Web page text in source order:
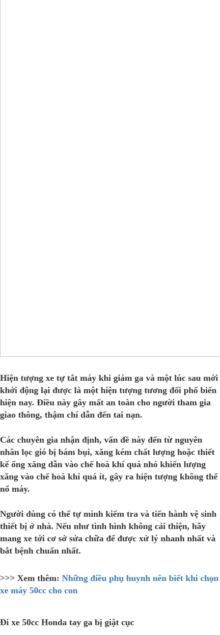
Hiện tượng xe tự tắt máy khi giảm ga và một lúc sau mới
khởi động lại được là một hiện tượng tương đối phổ biến
hiện nay. Điều này gây mất an toàn cho người tham gia
giao thông, thậm chí dẫn đến tai nạn.
Các chuyên gia nhận định, vấn đề này đến từ nguyên
nhân lọc gió bị bám bụi, xăng kém chất lượng hoặc thiết
kế ống xăng dẫn vào chế hoà khí quá nhỏ khiến lượng
xăng vào chế hoà khí quá ít, gây ra hiện tượng không thể
nổ máy.
Người dùng có thể tự mình kiểm tra và tiến hành vệ sinh
thiết bị ở nhà. Nếu như tình hình không cải thiện, hãy
mang xe tới cơ sở sửa chữa để được xử lý nhanh nhất và
bắt bệnh chuẩn nhất.
>>> Xem thêm: Những điều phụ huynh nên biết khi chọn
xe máy 50cc cho con
Đi xe 50cc Honda tay ga bị giật cục